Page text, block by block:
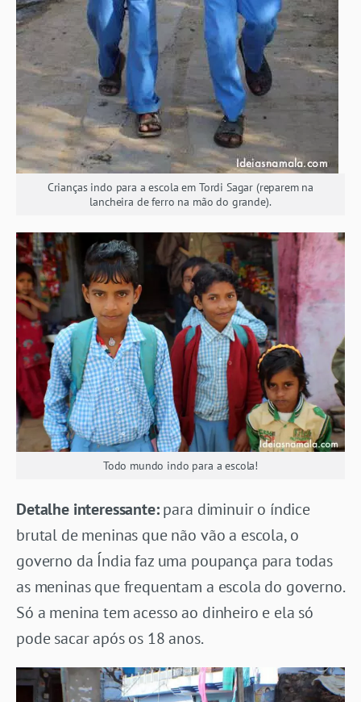
Crianças indo para a escola em Tordi Sagar (reparem na
lancheira de ferro na mão do grande).
Todo mundo indo para a escola!
Detalhe interessante:para diminuir o índice
brutal de meninas que não vão a escola, o
governo da Índia faz uma poupança para todas
as meninas que frequentam a escola do governo.
Só a menina tem acesso ao dinheiro e ela só
pode sacar após os 18 anos.